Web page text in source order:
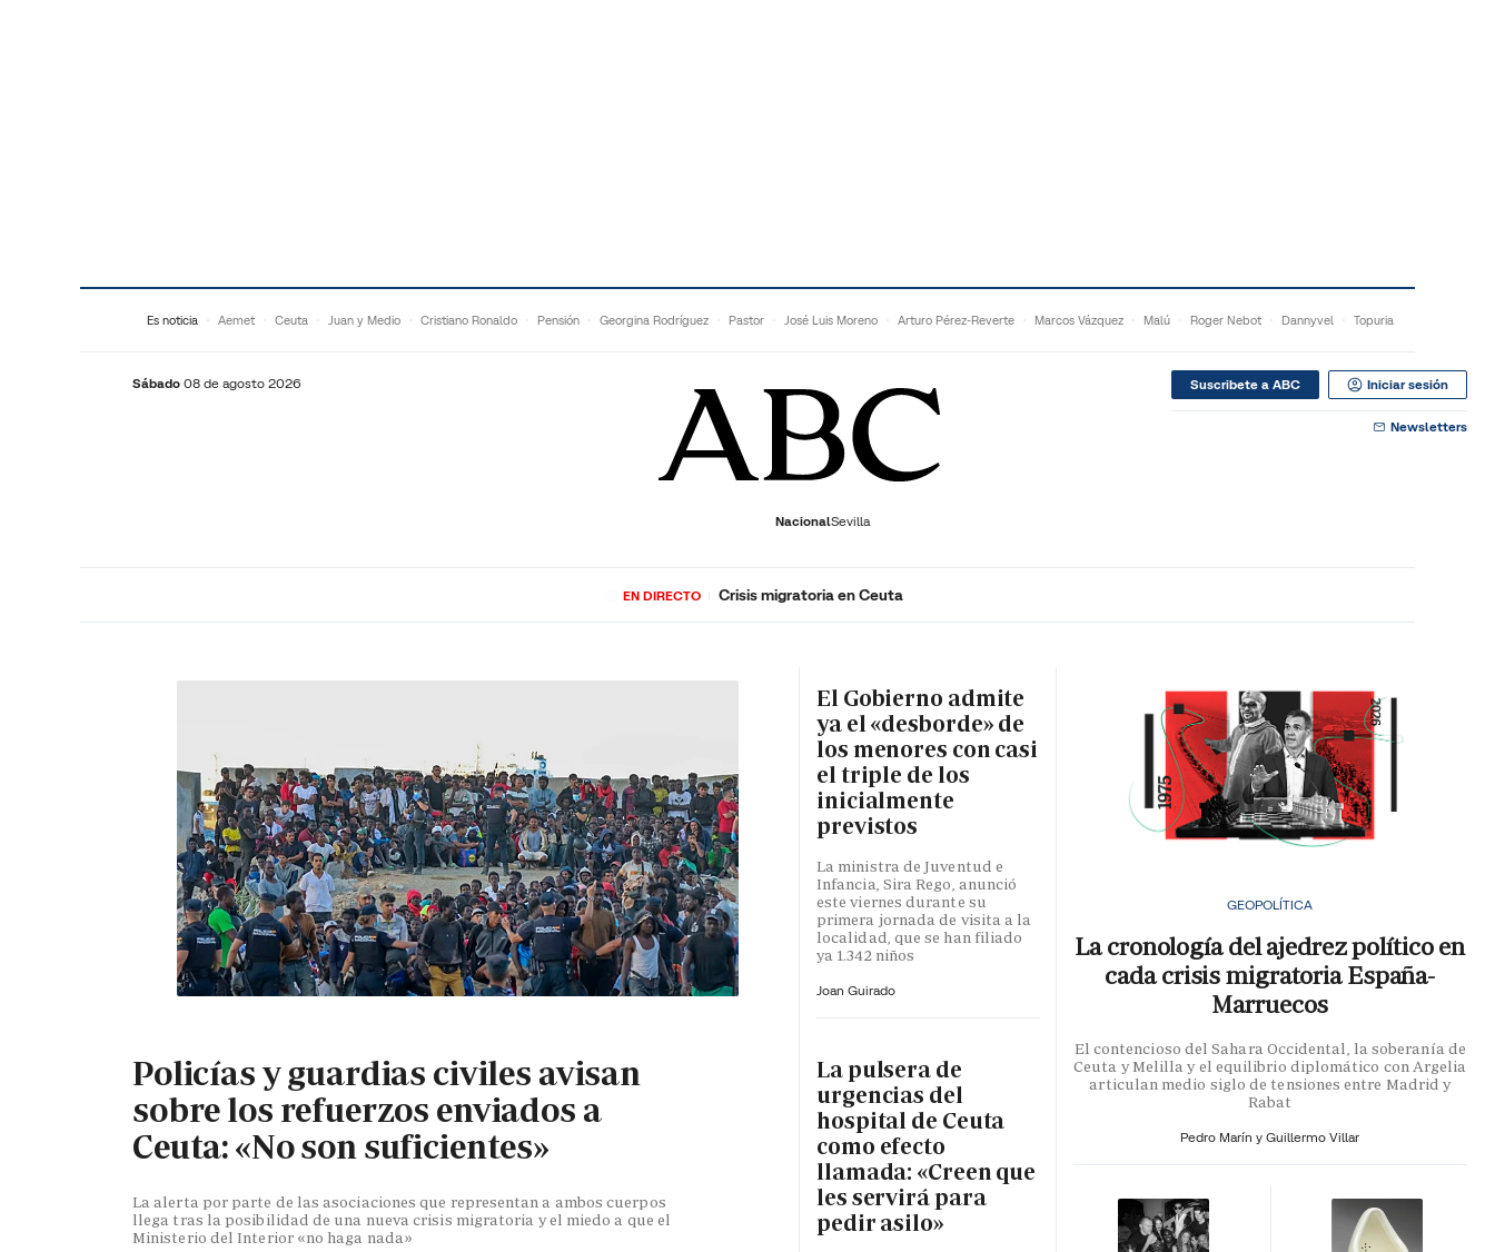
Es noticia Aemet Ceuta Juan y Medio Cristiano Ronaldo Pensión Georgina Rodríguez Pastor José Luis Moreno Arturo Pérez-Reverte Marcos Vázquez Malú Roger Nebot Dannyvel Topuria
Sábado 08 de agosto 2026
NacionalSevilla
Suscribete a ABC Iniciar sesión
Newsletters
ECONOMÍADEPORTES SOCIEDADCULTURAGENTEPLAY
EN DIRECTO Crisis migratoria en Ceuta
Policías y guardias civiles avisan
sobre los refuerzos enviados a
Ceuta: «No son suficientes»
La alerta por parte de las asociaciones que representan a ambos cuerpos
llega tras la posibilidad de una nueva crisis migratoria y el miedo a que el
Ministerio del Interior «no haga nada»
El Gobierno admite
ya el «desborde» de
los menores con casi
el triple de los
inicialmente
previstos
La ministra de Juventud e
Infancia, Sira Rego, anunció
este viernes durante su
primera jornada de visita a la
localidad, que se han filiado
ya 1.342 niños
Joan Guirado
La pulsera de
urgencias del
hospital de Ceuta
como efecto
llamada: «Creen que
les servirá para
pedir asilo»
GEOPOLÍTICA
La cronología del ajedrez político en
cada crisis migratoria España-
Marruecos
El contencioso del Sahara Occidental, la soberanía de
Ceuta y Melilla y el equilibrio diplomático con Argelia
articulan medio siglo de tensiones entre Madrid y
Rabat
Pedro Marín y Guillermo Villar